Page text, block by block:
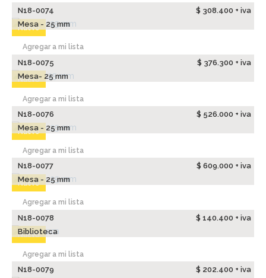
Nuevo
N18-0074
$ 308.400 + iva
Mesa - 25 mm
Agregar a mi lista
Nuevo
N18-0075
$ 376.300 + iva
Mesa- 25 mm
Agregar a mi lista
Nuevo
N18-0076
$ 526.000 + iva
Mesa - 25 mm
Agregar a mi lista
Nuevo
N18-0077
$ 609.000 + iva
Mesa - 25 mm
Agregar a mi lista
Nuevo
N18-0078
$ 140.400 + iva
Biblioteca
Agregar a mi lista
N18-0079
$ 202.400 + iva